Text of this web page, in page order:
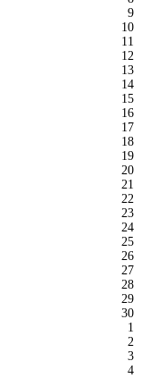
9
10
11
12
13
14
15
16
17
18
19
20
21
22
23
24
25
26
27
28
29
30
1
2
3
4